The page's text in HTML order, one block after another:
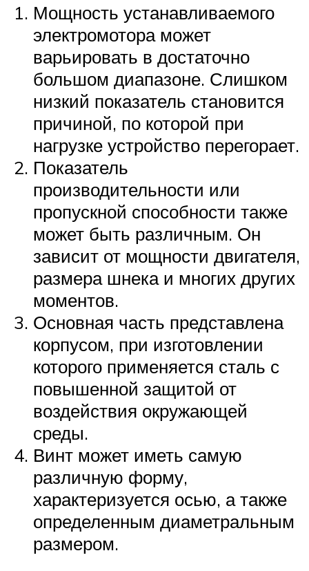
Мощность устанавливаемого
электромотора может
варьировать в достаточно
большом диапазоне. Слишком
низкий показатель становится
причиной, по которой при
нагрузке устройство перегорает.
Показатель
производительности или
пропускной способности также
может быть различным. Он
зависит от мощности двигателя,
размера шнека и многих других
моментов.
Основная часть представлена
корпусом, при изготовлении
которого применяется сталь с
повышенной защитой от
воздействия окружающей
среды.
Винт может иметь самую
различную форму,
характеризуется осью, а также
определенным диаметральным
размером.